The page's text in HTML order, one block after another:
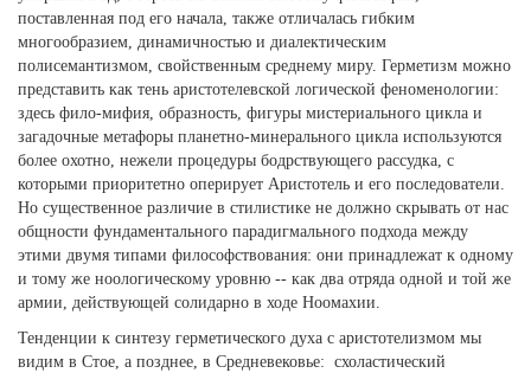
поставленная под его начала, также отличалась гибким
многообразием, динамичностью и диалектическим
полисемантизмом, свойственным среднему миру. Герметизм можно
представить как тень аристотелевской логической феноменологии:
здесь фило-мифия, образность, фигуры мистериального цикла и
загадочные метафоры планетно-минерального цикла используются
более охотно, нежели процедуры бодрствующего рассудка, с
которыми приоритетно оперирует Аристотель и его последователи.
Но существенное различие в стилистике не должно скрывать от нас
общности фундаментального парадигмального подхода между
этими двумя типами философствования: они принадлежат к одному
и тому же ноологическому уровню -- как два отряда одной и той же
армии, действующей солидарно в ходе Ноомахии.
Тенденции к синтезу герметического духа с аристотелизмом мы
видим в Стое, а позднее, в Средневековье: схоластический